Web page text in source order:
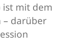
ist mit dem
– darüber